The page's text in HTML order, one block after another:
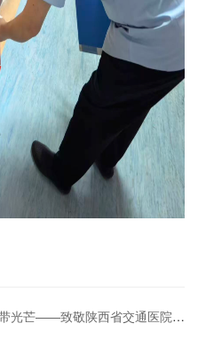
上一条：五一特辑 | 我的工位，自带光芒——致敬陕西省交通医院每一位闪光的劳...